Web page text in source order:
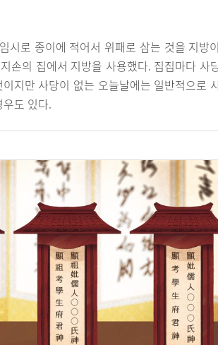
시로 종이에 적어서 위패로 삼는 것을 지방
손의 집에서 지방을 사용했다. 집집마다 사
지만 사당이 없는 오늘날에는 일반적으로
도 있다.